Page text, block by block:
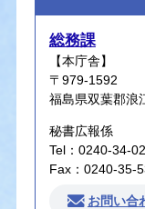
総務課
【本庁舎】
〒979-1592
福島県双葉郡浪
秘書広報係
Tel：0240-34-
Fax：0240-35-
お問い合